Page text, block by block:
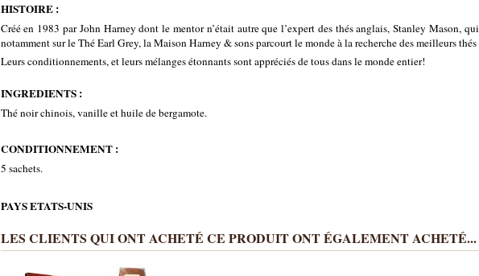
HISTOIRE :
Créé en 1983 par John Harney dont le mentor n’était autre que l’expert des thés anglais, Stanley Mason,
notamment sur le Thé Earl Grey, la Maison Harney & sons parcourt le monde à la recherche des meilleurs
Leurs conditionnements, et leurs mélanges étonnants sont appréciés de tous dans le monde entier!
INGREDIENTS :
Thé noir chinois, vanille et huile de bergamote.
CONDITIONNEMENT :
5 sachets.
PAYS ETATS-UNIS
LES CLIENTS QUI ONT ACHETÉ CE PRODUIT ONT ÉGALEMENT ACHETÉ...